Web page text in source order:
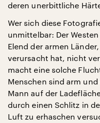
deren unerbittliche
Wer sich diese
unmittelbar: Der
Elend der armen
verursacht hat, nicht
macht eine solche
Menschen sind arm
Mann auf der
durch einen Schlitz in
Luft zu erhaschen